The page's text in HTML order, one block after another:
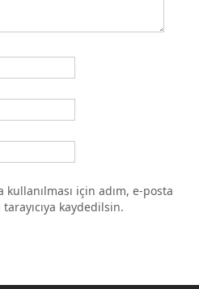
için adım, e-posta
kaydedilsin.